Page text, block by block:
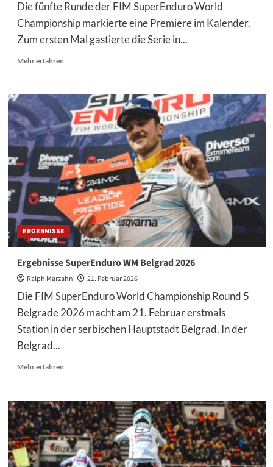
Die fünfte Runde der FIM SuperEnduro World
Championship markierte eine Premiere im Kalender.
Zum ersten Mal gastierte die Serie in...
Mehr erfahrenMehr
Billy
Bolt
–
perfekter
Abend
SuperEnduro-
Premiere
in
Serbien
ERGEBNISSE
Ergebnisse SuperEnduro WM Belgrad 2026
Ralph Marzahn 21. Februar 2026
Die FIM SuperEnduro World Championship Round 5
Belgrade 2026 macht am 21. Februar erstmals
Station in der serbischen Hauptstadt Belgrad. In der
Belgrad...
Mehr erfahrenMehr
Ergebnisse
SuperEnduro
WM
Belgrad
2026